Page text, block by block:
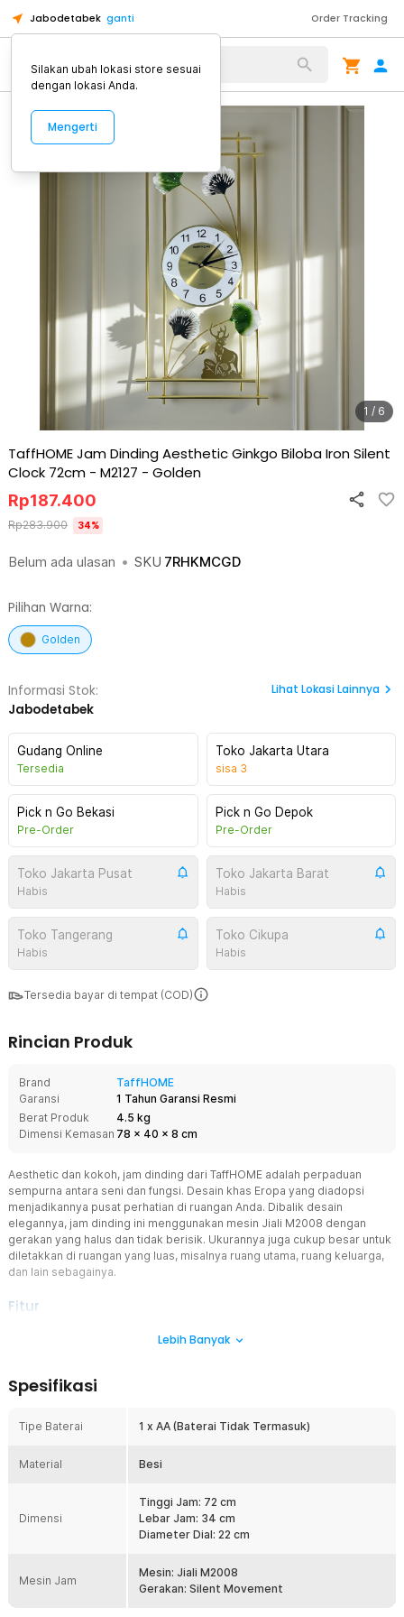
Jabodetabek ganti Order Tracking
Alat Kopi
1 / 6
TaffHOME Jam Dinding Aesthetic Ginkgo Biloba Iron Silent
Clock 72cm - M2127 - Golden
Belum ada ulasan • SKU 7RHKMCGD
Rp187.400
Rp283.900 34%
Pilihan Warna:
Golden
Informasi Stok:
Jabodetabek
Lihat Lokasi Lainnya
Gudang Online
Tersedia
Toko Jakarta Utara
sisa 3
Pick n Go Bekasi
Pre-Order
Pick n Go Depok
Pre-Order
Toko Jakarta Pusat
Habis
Toko Jakarta Barat
Habis
Toko Tangerang
Habis
Toko Cikupa
Habis
Tersedia bayar di tempat (COD)
Rincian Produk
Brand
TaffHOME
Garansi
1 Tahun Garansi Resmi
Berat Produk
4.5 kg
Dimensi Kemasan 78 x 40 x 8 cm
Aesthetic dan kokoh, jam dinding dari TaffHOME adalah perpaduan
sempurna antara seni dan fungsi. Desain khas Eropa yang diadopsi
menjadikannya pusat perhatian di ruangan Anda. Dibalik desain
elegannya, jam dinding ini menggunakan mesin Jiali M2008 dengan
gerakan yang halus dan tidak berisik. Ukurannya juga cukup besar untuk
diletakkan di ruangan yang luas, misalnya ruang utama, ruang keluarga,
dan lain sebagainya.
Fitur
mesin Jiali M2008 dan mekanisme Quartz membuat putaran detik,
membantu meningkatkan produktivitas Anda setiap harinya.
Berbagai kegiatan seperti istirahat, belajar, dan bekerja bisa Anda
halus dan tidak berisik. Nikmati suasana yang tenang tanpa
gangguan suara berdetak yang mengganggu.
Tampilan Dial Mudah Dibaca
jam dinding aesthetic ini dirancang dengan font angka berukuran
besar, serta ukuran dial dan rasio jarum jam yang ideal. Anda pun
Lebih Banyak
Spesifikasi
Tipe Baterai 1 x AA (Baterai Tidak Termasuk)
Material Besi
Dimensi
Tinggi Jam: 72 cm
Lebar Jam: 34 cm
Diameter Dial: 22 cm
Mesin Jam
Mesin: Jiali M2008
Gerakan: Silent Movement
Silakan ubah lokasi store sesuai
dengan lokasi Anda.
Mengerti